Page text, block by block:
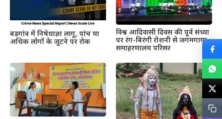
बड़गांव में निषेधाज्ञा लागू, पांच या
अधिक लोगों के जुटने पर रोक
विश्व आदिवासी दिवस की पूर्व संध्या
पर रंग-बिरंगी रोशनी से जगमगाया
समाहरणालय परिसर